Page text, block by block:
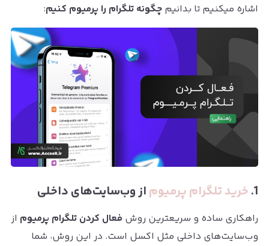
اشاره میکنیم تا بدانیم چگونه تلگرام را پرمیوم کنیم:
1. خرید تلگرام پرمیوماز وب‌سایت‌های داخلی
راهکاری ساده و سریعترین روش فعال کردن تلگرام پرمیوم از
وب‌سایت‌های داخلی مثل اکسل است. در این روش، شما